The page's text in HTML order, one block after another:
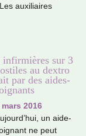
auxi­liai­res
infirmières sur 3
au dextro
par des aides-
mars 2016
un aide-
ne peut